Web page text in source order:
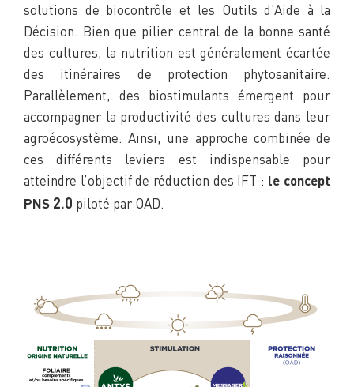
solutions de biocontrôle et les Outils d’Aide à la
Décision. Bien que pilier central de la bonne santé
des cultures, la nutrition est généralement écartée
des itinéraires de protection phytosanitaire.
Parallèlement, des biostimulants émergent pour
accompagner la productivité des cultures dans leur
agroécosystème. Ainsi, une approche combinée de
ces différents leviers est indispensable pour
atteindre l’objectif de réduction des IFT : le concept
PNS 2.0 piloté par OAD.